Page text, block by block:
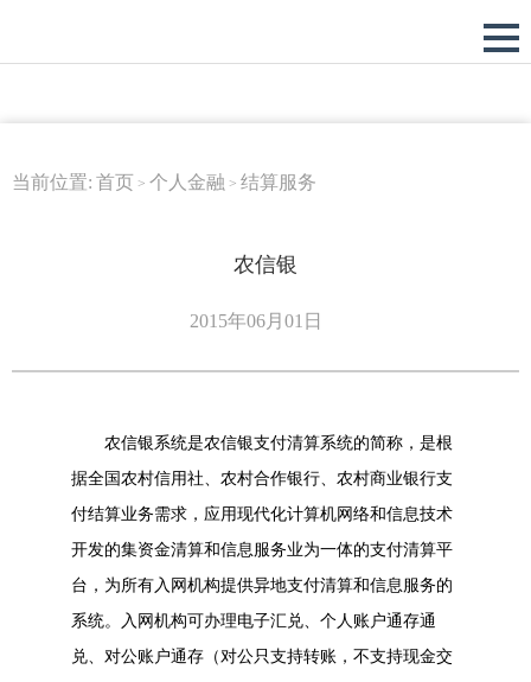
当前位置: 首页 > 个人金融 > 结算服务
农信银
2015年06月01日
农信银系统是农信银支付清算系统的简称，是根
据全国农村信用社、农村合作银行、农村商业银行支
付结算业务需求，应用现代化计算机网络和信息技术
开发的集资金清算和信息服务业为一体的支付清算平
台，为所有入网机构提供异地支付清算和信息服务的
系统。入网机构可办理电子汇兑、个人账户通存通
兑、对公账户通存（对公只支持转账，不支持现金交